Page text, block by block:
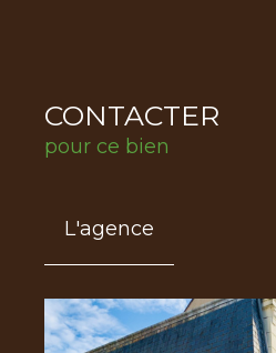
CONTACTER
pour ce bien
L'agence